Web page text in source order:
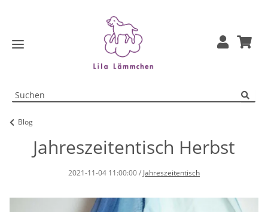
Blog
Jahreszeitentisch Herbst
2021-11-04 11:00:00/ Jahreszeitentisch